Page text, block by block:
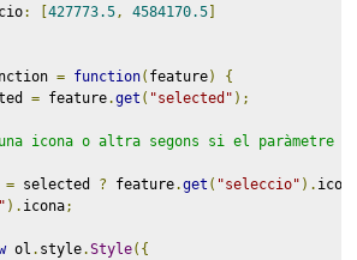
: [427773.5, 4584170.5
= function( feature)
{
= feature.get ( "selected" );
icona o altra segons si el paràmetre
= selected ? feature.get ( "seleccio" ).
). icona;
ol . style.Style({